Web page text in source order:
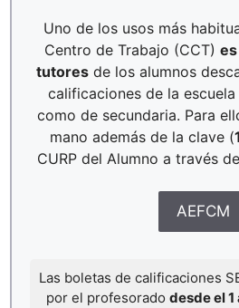
Uno de los usos más
Centro de Trabajo (CCT)
tutores de los alumnos
calificaciones de la
como de secundaria. Para
mano además de la clave (
CURP del Alumno a través
AEFCM
Las boletas de calificaciones
por el profesorado desde el 1